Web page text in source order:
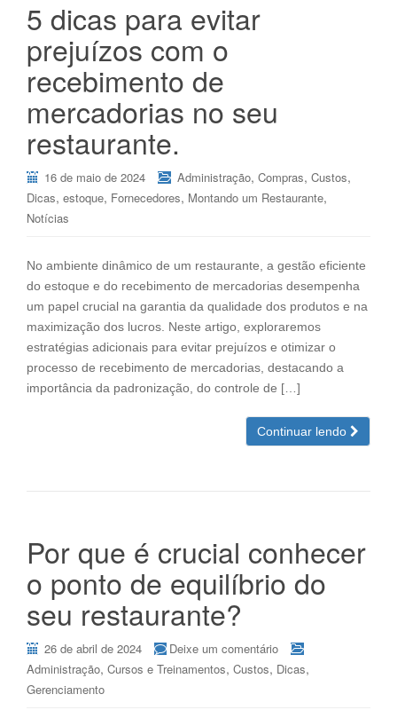
5 dicas para evitar
prejuízos com o
recebimento de
mercadorias no seu
restaurante.
16 de maio de 2024 Administração, Compras, Custos,
Dicas, estoque, Fornecedores, Montando um Restaurante,
Notícias
No ambiente dinâmico de um restaurante, a gestão eficiente
do estoque e do recebimento de mercadorias desempenha
um papel crucial na garantia da qualidade dos produtos e na
maximização dos lucros. Neste artigo, exploraremos
estratégias adicionais para evitar prejuízos e otimizar o
processo de recebimento de mercadorias, destacando a
importância da padronização, do controle de […]
Continuar lendo
Por que é crucial conhecer
o ponto de equilíbrio do
seu restaurante?
26 de abril de 2024
Deixe um comentário
Administração, Cursos e Treinamentos, Custos, Dicas,
Gerenciamento